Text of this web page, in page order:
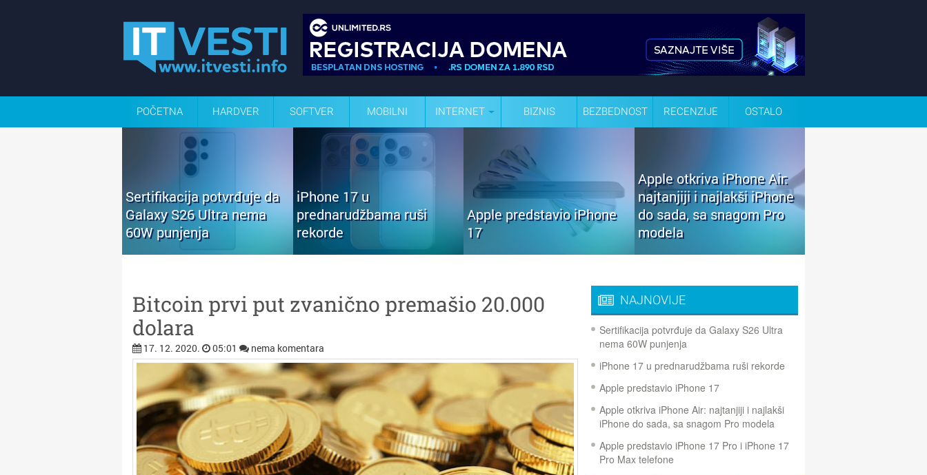
POČETNA HARDVER SOFTVER MOBILNI INTERNET BIZNIS BEZBEDNOST RECENZIJE OSTALO
Sertifikacija potvrđuje da
Galaxy S26 Ultra nema
60W punjenja
iPhone 17 u
prednarudžbama ruši
rekorde
Apple predstavio iPhone
17
Apple otkriva iPhone Air:
najtanjiji i najlakši iPhone
do sada, sa snagom Pro
modela
Bitcoin prvi put zvanično premašio 20.000
dolara
17. 12. 2020. 05:01 nema komentara
NAJNOVIJE
Sertifikacija potvrđuje da Galaxy S26 Ultra
nema 60W punjenja
iPhone 17 u prednarudžbama ruši rekorde
Apple predstavio iPhone 17
Apple otkriva iPhone Air: najtanjiji i najlakši
iPhone do sada, sa snagom Pro modela
Apple predstavio iPhone 17 Pro i iPhone 17
Pro Max telefone